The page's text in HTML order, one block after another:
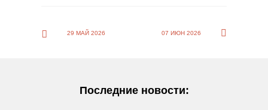
29 МАЙ 2026 07 ИЮН 2026
Последние новости: